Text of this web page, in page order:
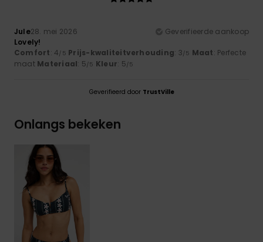
Jule28. mei 2026
Geverifieerde aankoop
Lovely!
Comfort: 4/5 Prijs-kwaliteitverhouding: 3/5 Maat: Perfecte
maat Materiaal: 5/5 Kleur: 5/5
Geverifieerd door TrustVille
Onlangs bekeken